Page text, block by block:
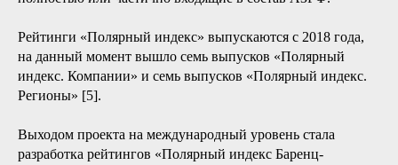
Рейтинги «Полярный индекс» выпускаются с 2018 года,
на данный момент вышло семь выпусков «Полярный
индекс. Компании» и семь выпусков «Полярный индекс.
Регионы» [5].
Выходом проекта на международный уровень стала
разработка рейтингов «Полярный индекс Баренц-